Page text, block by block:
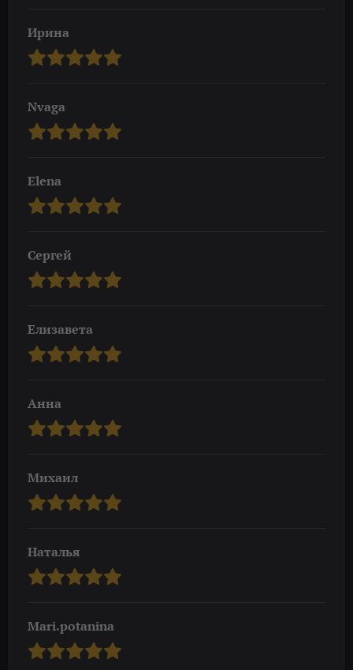
Ирина
Nvaga
Elena
Сергей
Елизавета
Анна
Михаил
Наталья
Mari.potanina